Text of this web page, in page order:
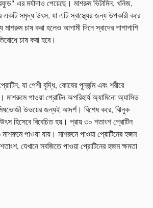
এর মর্যাদাও পেয়েছে। মাশরুম ভিটামিন, খনিজ,
একটি সমৃদ্ধ উৎস, যা এটি স্বাস্থ্যের জন্য উপকারী করে
মাশরুম চাষ করা হলেও আগামী দিনে স্বাদের পাশাপাশি
চাষ করা হবে।
যা পেশী বৃদ্ধি, কোষের পুনর্জন্ম এবং শরীরে
পাওয়া প্রোটিন অপরিহার্য অ্যামিনো অ্যাসিড
উভয়ের জন্যই আদর্শ। বিশেষ করে, ঝিনুক
হিসেবে বিবেচিত হয়। প্রায় ৩০ শতাংশ প্রোটিন
পাওয়া যায়। মাশরুমে পাওয়া প্রোটিনের হজম
যেখানে সবজিতে পাওয়া প্রোটিনের হজম ক্ষমতা